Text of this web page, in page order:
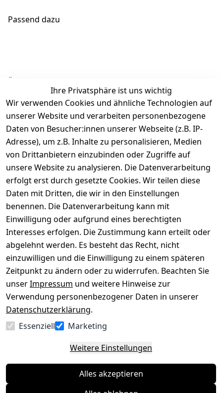
Passend dazu
Ähnliche Produkte
Ihre Privatsphäre ist uns wichtig
Wir verwenden Cookies und ähnliche Technologien auf
unserer Website und verarbeiten personenbezogene
Daten von Besucher:innen unserer Webseite (z.B. IP-
Adresse), um z.B. Inhalte zu personalisieren, Medien
von Drittanbietern einzubinden oder Zugriffe auf
unsere Website zu analysieren. Die Datenverarbeitung
erfolgt erst durch gesetzte Cookies. Wir teilen diese
Daten mit Dritten, die wir in den Einstellungen
benennen. Die Datenverarbeitung kann mit
Einwilligung oder aufgrund eines berechtigten
Interesses erfolgen. Die Zustimmung kann erteilt oder
abgelehnt werden. Es besteht das Recht, nicht
einzuwilligen und die Einwilligung zu einem späteren
Zeitpunkt zu ändern oder zu widerrufen. Beachten Sie
unserImpressum und weitere Hinweise zur
Verwendung personenbezogener Daten in unserer
Datenschutzerklärung.
Essenziell
Marketing
Weitere Einstellungen
Alles akzeptieren
Rechtliches
AGB
Impressum
Datenschutze
rklärung
Barrierefreihe
itserklärung
Widerrufsrec
ht
Über uns
Kontakt
Registrieren
Kataloge zum
Download
Pflege &
Kundendienst
Kiefermöbel
Hilfe
Wir
versenden
mit
Zahle
bequem per
Vertrag
widerrufen